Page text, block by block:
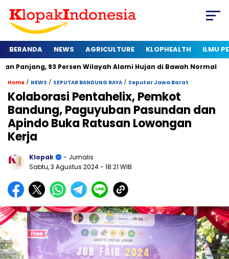
BERANDA NEWS AGRICULTURE KLOPHEALTH ILMU
Persen Wilayah Alami Hujan di Bawah Normal Kapan
Home / NEWS / SEPUTAR BANDUNG RAYA / Seputar Jawa Barat
Kolaborasi Pentahelix, Pemkot
Bandung, Paguyuban Pasundan dan
Apindo Buka Ratusan Lowongan
Kerja
Klopak
- Jurnalis
Sabtu, 3 Agustus 2024- 18:21 WIB